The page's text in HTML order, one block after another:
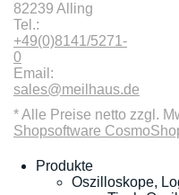
82239 Alling
Tel.:
+49(0)8141/5271-
0
Email:
sales@meilhaus.de
* Alle Preise netto zzgl.
Shopsoftware
Produkte
Oszilloskope,